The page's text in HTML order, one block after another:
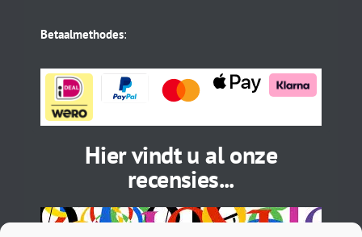
Betaalmethodes:
Hier vindt u al onze
recensies...